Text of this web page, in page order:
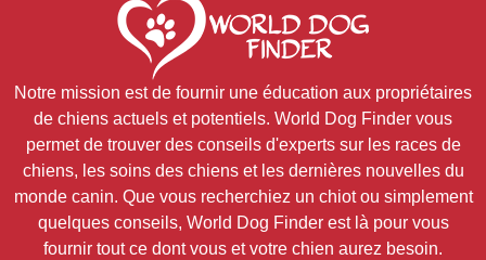
Notre mission est de fournir une éducation aux propriétaires
de chiens actuels et potentiels. World Dog Finder vous
permet de trouver des conseils d'experts sur les races de
chiens, les soins des chiens et les dernières nouvelles du
monde canin. Que vous recherchiez un chiot ou simplement
quelques conseils, World Dog Finder est là pour vous
fournir tout ce dont vous et votre chien aurez besoin.